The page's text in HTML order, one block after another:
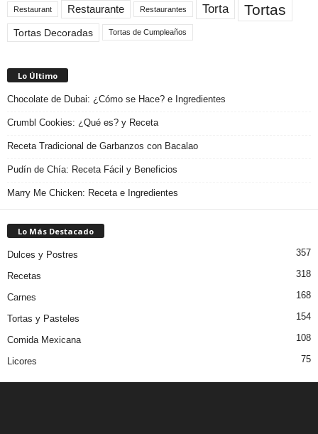
Restaurant Restaurante Restaurantes Torta Tortas
Tortas Decoradas Tortas de Cumpleaños
Lo Último
Chocolate de Dubai: ¿Cómo se Hace? e Ingredientes
Crumbl Cookies: ¿Qué es? y Receta
Receta Tradicional de Garbanzos con Bacalao
Pudín de Chía: Receta Fácil y Beneficios
Marry Me Chicken: Receta e Ingredientes
Lo Más Destacado
Dulces y Postres 357
Recetas 318
Carnes 168
Tortas y Pasteles 154
Comida Mexicana 108
Licores 75